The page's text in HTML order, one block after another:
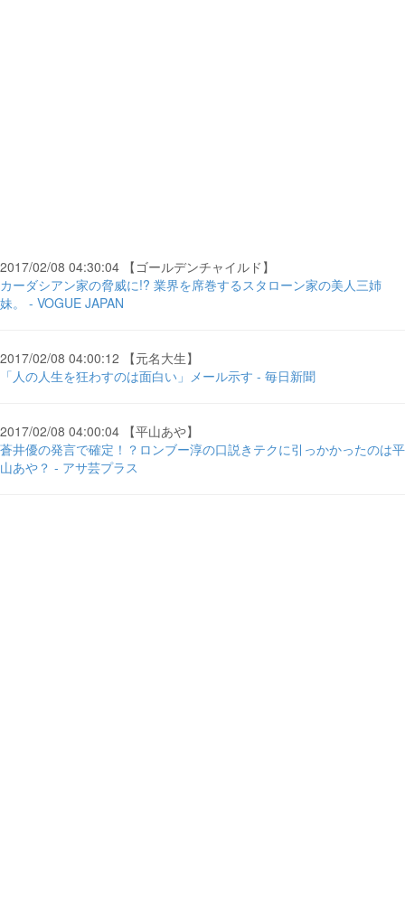
2017/02/08 04:30:04 【ゴールデンチャイルド】
カーダシアン家の脅威に!? 業界を席巻するスタローン家の美人三姉
妹。 - VOGUE JAPAN
2017/02/08 04:00:12 【元名大生】
「人の人生を狂わすのは面白い」メール示す - 毎日新聞
2017/02/08 04:00:04 【平山あや】
蒼井優の発言で確定！？ロンブー淳の口説きテクに引っかかったのは平
山あや？ - アサ芸プラス